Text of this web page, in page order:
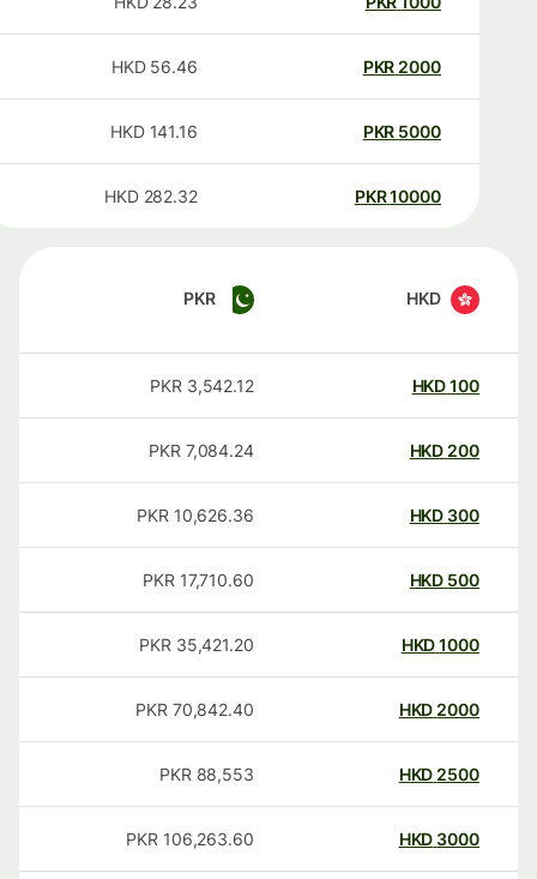
2000
PKR
56.46
HKD
5000
PKR
141.16
HKD
10000
PKR
282.32
HKD
HKD
PKR
100
HKD
3,542.12
PKR
200
HKD
7,084.24
PKR
300
HKD
10,626.36
PKR
500
HKD
17,710.60
PKR
1000
HKD
35,421.20
PKR
2000
HKD
70,842.40
PKR
2500
HKD
88,553
PKR
3000
HKD
106,263.60
PKR